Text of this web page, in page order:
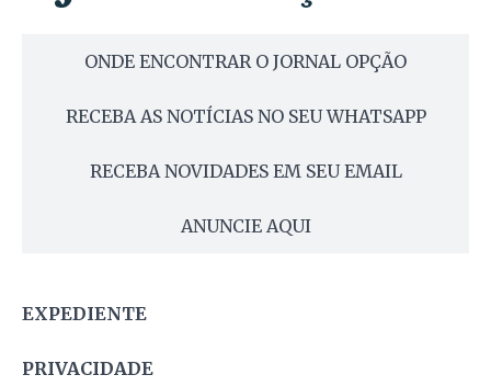
ONDE ENCONTRAR O JORNAL OPÇÃO
RECEBA AS NOTÍCIAS NO SEU WHATSAPP
RECEBA NOVIDADES EM SEU EMAIL
ANUNCIE AQUI
EXPEDIENTE
PRIVACIDADE